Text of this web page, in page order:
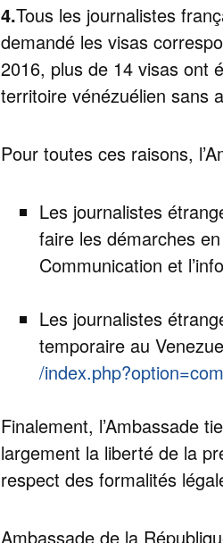
4.Tous les journalistes
demandé les visas
2016, plus de 14 visas ont
territoire vénézuélien sans
Pour toutes ces raisons,
Les journalistes
faire les démarches
Communication et
Les journalistes
temporaire au
/
Finalement, l’Ambassade
largement la liberté de la
respect des formalités
Ambassade de la